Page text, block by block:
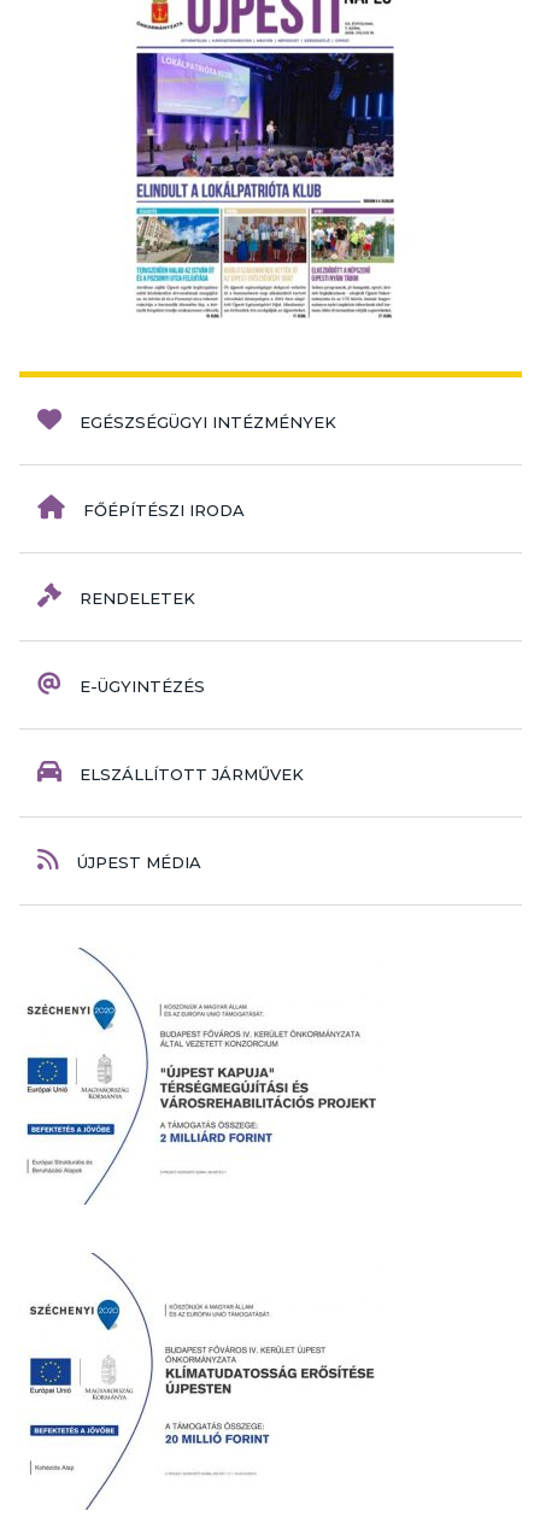
EGÉSZSÉGÜGYI INTÉZMÉNYEK
FŐÉPÍTÉSZI IRODA
RENDELETEK
E-ÜGYINTÉZÉS
ELSZÁLLÍTOTT JÁRMŰVEK
ÚJPEST MÉDIA